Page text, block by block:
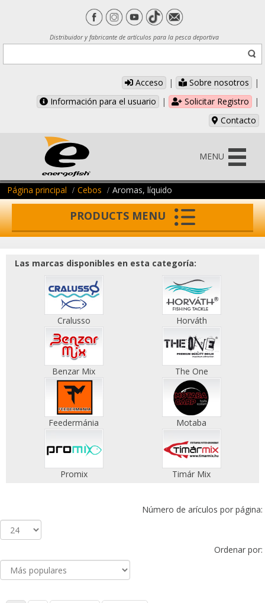
Distribuidor y fabricante de artículos para la pesca deportiva
Acceso | Sobre nosotros
|
Información para el usuario
| Solicitar Registro
|
Contacto
MENU
Página principal Cebos Aromas, líquido
PRODUCTS MENU
Las marcas disponibles en esta categoría:
Cralusso Horváth
Benzar Mix The One
Feedermánia Motaba
Promix Timár Mix
Número de arículos por página:
Ordenar por: